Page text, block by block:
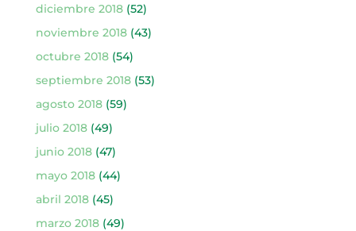
diciembre 2018(52)
noviembre 2018(43)
octubre 2018(54)
septiembre 2018(53)
agosto 2018(59)
julio 2018(49)
junio 2018(47)
mayo 2018(44)
abril 2018(45)
marzo 2018(49)